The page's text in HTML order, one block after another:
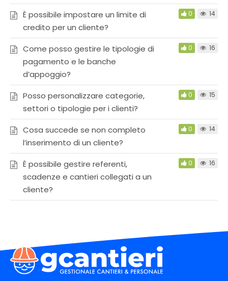
È possibile impostare un limite di
credito per un cliente?
0 14
Come posso gestire le tipologie di
pagamento e le banche
d’appoggio?
0 16
Posso personalizzare categorie,
settori o tipologie per i clienti?
0 15
Cosa succede se non completo
l’inserimento di un cliente?
0 14
È possibile gestire referenti,
scadenze e cantieri collegati a un
cliente?
0 16